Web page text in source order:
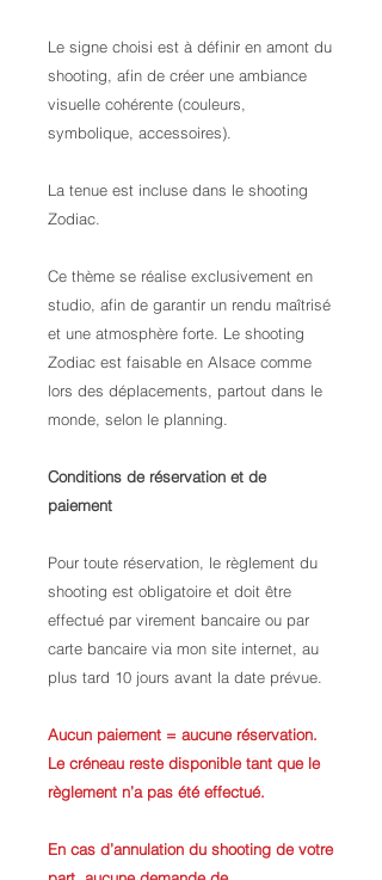
Le signe choisi est à définir en amont du
shooting, afin de créer une ambiance
visuelle cohérente (couleurs,
symbolique, accessoires).
La tenue est incluse dans le shooting
Zodiac.
Ce thème se réalise exclusivement en
studio, afin de garantir un rendu maîtrisé
et une atmosphère forte. Le shooting
Zodiac est faisable en Alsace comme
lors des déplacements, partout dans le
monde, selon le planning.
Conditions de réservation et de
paiement
Pour toute réservation, le règlement du
shooting est obligatoire et doit être
effectué par virement bancaire ou par
carte bancaire via mon site internet, au
plus tard 10 jours avant la date prévue.
Aucun paiement = aucune réservation.
Le créneau reste disponible tant que le
règlement n’a pas été effectué.
En cas d’annulation du shooting de votre